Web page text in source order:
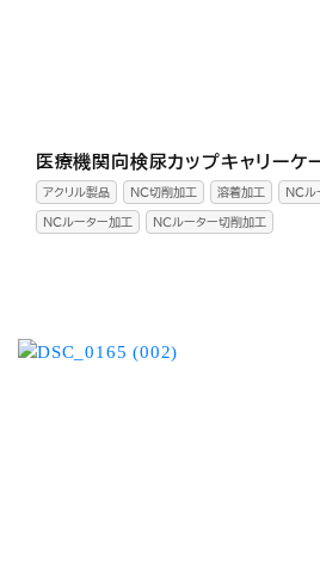
医療機関向検尿カップキャリーケ
アクリル製品 NC切削加工 溶着加工 NCル
NCルーター加工 ＮＣルーター切削加工